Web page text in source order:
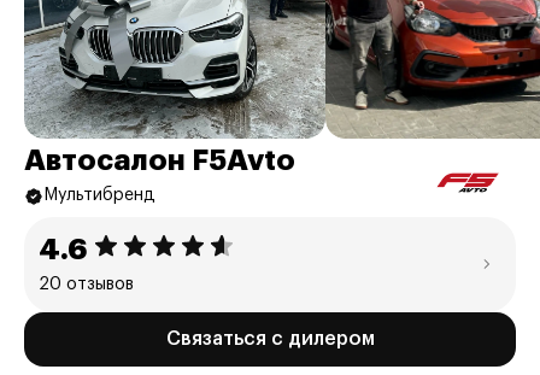
Автосалон F5Avto
Мультибренд
4.6
20 отзывов
Связаться с дилером